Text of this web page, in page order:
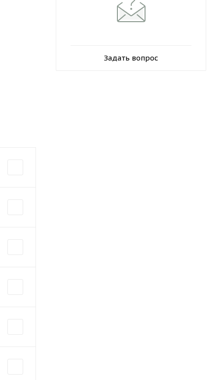
Задать вопрос